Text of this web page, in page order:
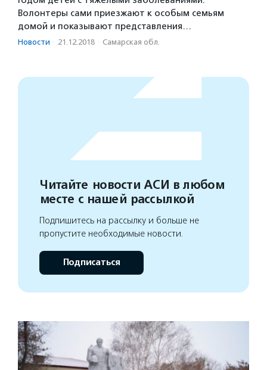
Волонтеры сами приезжают к особым семьям
домой и показывают представления…
Новости · 21.12.2018 · Самарская обл.
Читайте новости АСИ в любом
месте с нашей рассылкой
Подпишитесь на рассылку и больше не
пропустите необходимые новости.
Подписаться